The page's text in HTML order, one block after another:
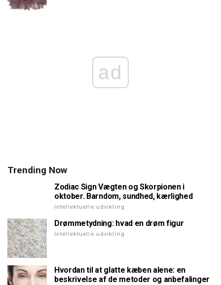
ad
Trending Now
Zodiac Sign Vægten og Skorpionen i
oktober. Barndom, sundhed, kærlighed
Intellektuelle udvikling
Drømmetydning: hvad en drøm figur
Intellektuelle udvikling
Hvordan til at glatte kæben alene: en
beskrivelse af de metoder og anbefalinger